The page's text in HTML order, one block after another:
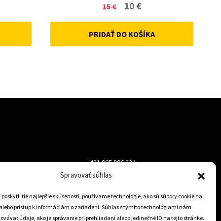
Spravovať súhlas
tie najlepšie skúsenosti, používame technológie, ako sú súbory cookie na
prístup k informáciám o zariadení. Súhlas s týmito technológiami nám
údaje, ako je správanie pri prehliadaní alebo jedinečné ID na tejto stránke.
15€
Original
price
was:
10 €Current
price
is:
PRIDAŤ DO KOŠÍKA
+421 905 806 234
info@dojazdovekolesa.com
Český Eshop